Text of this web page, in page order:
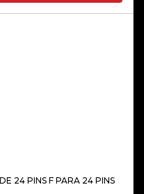
24 PINS F PARA 24 PINS